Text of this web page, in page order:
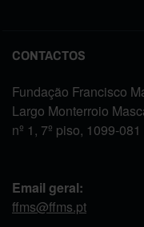
CONTACTOS
Fundação Francisco
Largo Monterroio
nº 1, 7º piso, 1099-
Email geral:
ffms@ffms.pt